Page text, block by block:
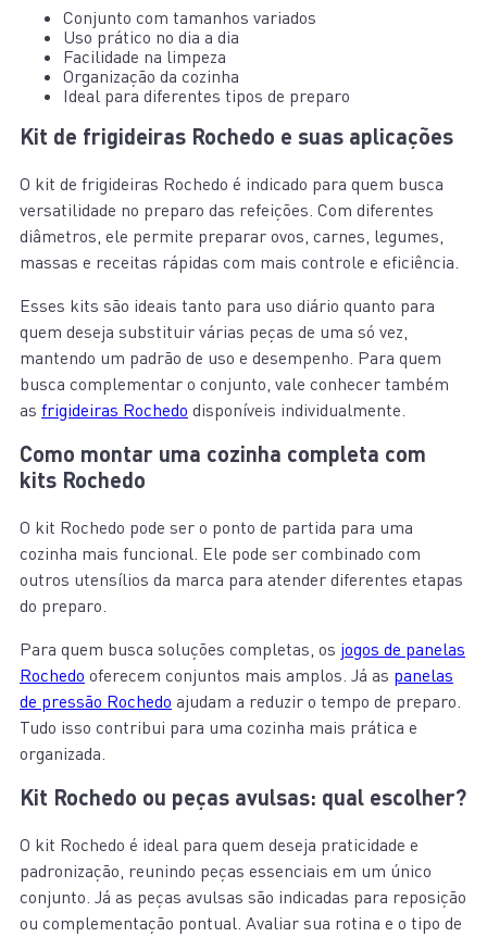
Conjunto com tamanhos variados
Uso prático no dia a dia
Facilidade na limpeza
Organização da cozinha
Ideal para diferentes tipos de preparo
Kit de frigideiras Rochedo e suas aplicações
O kit de frigideiras Rochedo é indicado para quem busca
versatilidade no preparo das refeições. Com diferentes
diâmetros, ele permite preparar ovos, carnes, legumes,
massas e receitas rápidas com mais controle e eficiência.
Esses kits são ideais tanto para uso diário quanto para
quem deseja substituir várias peças de uma só vez,
mantendo um padrão de uso e desempenho. Para quem
busca complementar o conjunto, vale conhecer também
as frigideiras Rochedo disponíveis individualmente.
Como montar uma cozinha completa com
kits Rochedo
O kit Rochedo pode ser o ponto de partida para uma
cozinha mais funcional. Ele pode ser combinado com
outros utensílios da marca para atender diferentes etapas
do preparo.
Para quem busca soluções completas, os jogos de panelas
Rochedo oferecem conjuntos mais amplos. Já as panelas
de pressão Rochedo ajudam a reduzir o tempo de preparo.
Tudo isso contribui para uma cozinha mais prática e
organizada.
Kit Rochedo ou peças avulsas: qual escolher?
O kit Rochedo é ideal para quem deseja praticidade e
padronização, reunindo peças essenciais em um único
conjunto. Já as peças avulsas são indicadas para reposição
ou complementação pontual. Avaliar sua rotina e o tipo de